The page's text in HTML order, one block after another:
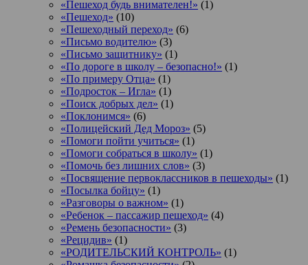
«Пешеход будь внимателен!» (1)
«Пешеход» (10)
«Пешеходный переход» (6)
«Письмо водителю» (3)
«Письмо защитнику» (1)
«По дороге в школу – безопасно!» (1)
«По примеру Отца» (1)
«Подросток ‒ Игла» (1)
«Поиск добрых дел» (1)
«Поклонимся» (6)
«Полицейский Дед Мороз» (5)
«Помоги пойти учиться» (1)
«Помоги собраться в школу» (1)
«Помочь без лишних слов» (3)
«Посвящение первоклассников в пешеходы» (1)
«Посылка бойцу» (1)
«Разговоры о важном» (1)
«Ребенок – пассажир пешеход» (4)
«Ремень безопасности» (3)
«Рецидив» (1)
«РОДИТЕЛЬСКИЙ КОНТРОЛЬ» (1)